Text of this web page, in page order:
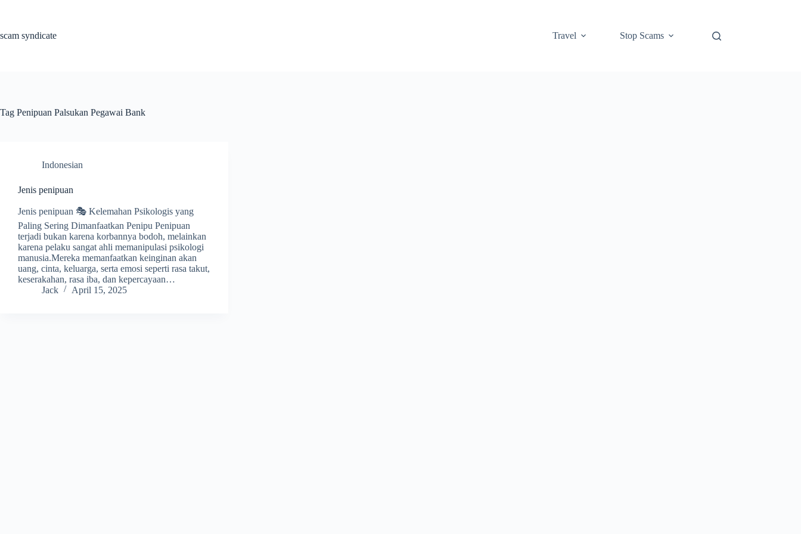
scam syndicate
Travel Stop Scams
Tag Penipuan Palsukan Pegawai Bank
Indonesian
Jenis penipuan
Jenis penipuan 🎭 Kelemahan Psikologis yang
Paling Sering Dimanfaatkan Penipu Penipuan
terjadi bukan karena korbannya bodoh, melainkan
karena pelaku sangat ahli memanipulasi psikologi
manusia.Mereka memanfaatkan keinginan akan
uang, cinta, keluarga, serta emosi seperti rasa takut,
keserakahan, rasa iba, dan kepercayaan…
Jack
April 15, 2025